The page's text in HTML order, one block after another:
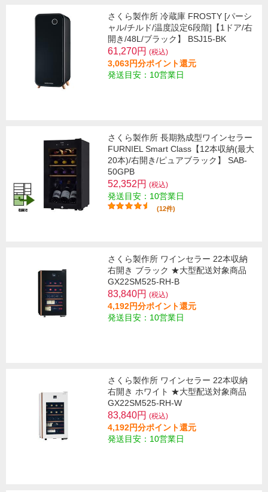
さくら製作所 冷蔵庫 FROSTY [パーシ
ャル/チルド/温度設定6段階]【1ドア/右
開き/48L/ブラック】 BSJ15-BK
61,270円 (税込)
3,063円分ポイント還元
発送目安：10営業日
さくら製作所 長期熟成型ワインセラー
FURNIEL Smart Class【12本収納(最大
20本)/右開き/ピュアブラック】 SAB-
50GPB
52,352円 (税込)
発送目安：10営業日
(12件)
さくら製作所 ワインセラー 22本収納
右開き ブラック ★大型配送対象商品
GX22SM525-RH-B
83,840円 (税込)
4,192円分ポイント還元
発送目安：10営業日
さくら製作所 ワインセラー 22本収納
右開き ホワイト ★大型配送対象商品
GX22SM525-RH-W
83,840円 (税込)
4,192円分ポイント還元
発送目安：10営業日